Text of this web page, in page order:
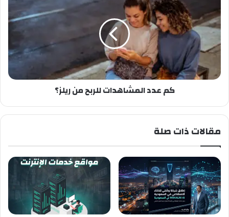
كم عدد المشاهدات للربح من ريلز؟
مقالات ذات صلة